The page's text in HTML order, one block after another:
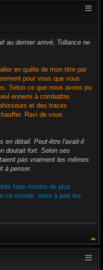
au dernier arrivé, Tollance ne
en quête de mon titre par
pour vous que vous
Selon ce que nous avons pu
ennemi à combattre.
et des traces
Ravi de vous
en détail. Peut-être l'avait-il
doutait fort. Selon ses
pas vraiment les mêmes
à penser.
faire montre de plus
ce monde, mise à part les